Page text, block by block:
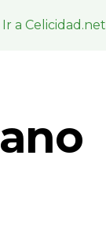
Ir a Celicidad.net